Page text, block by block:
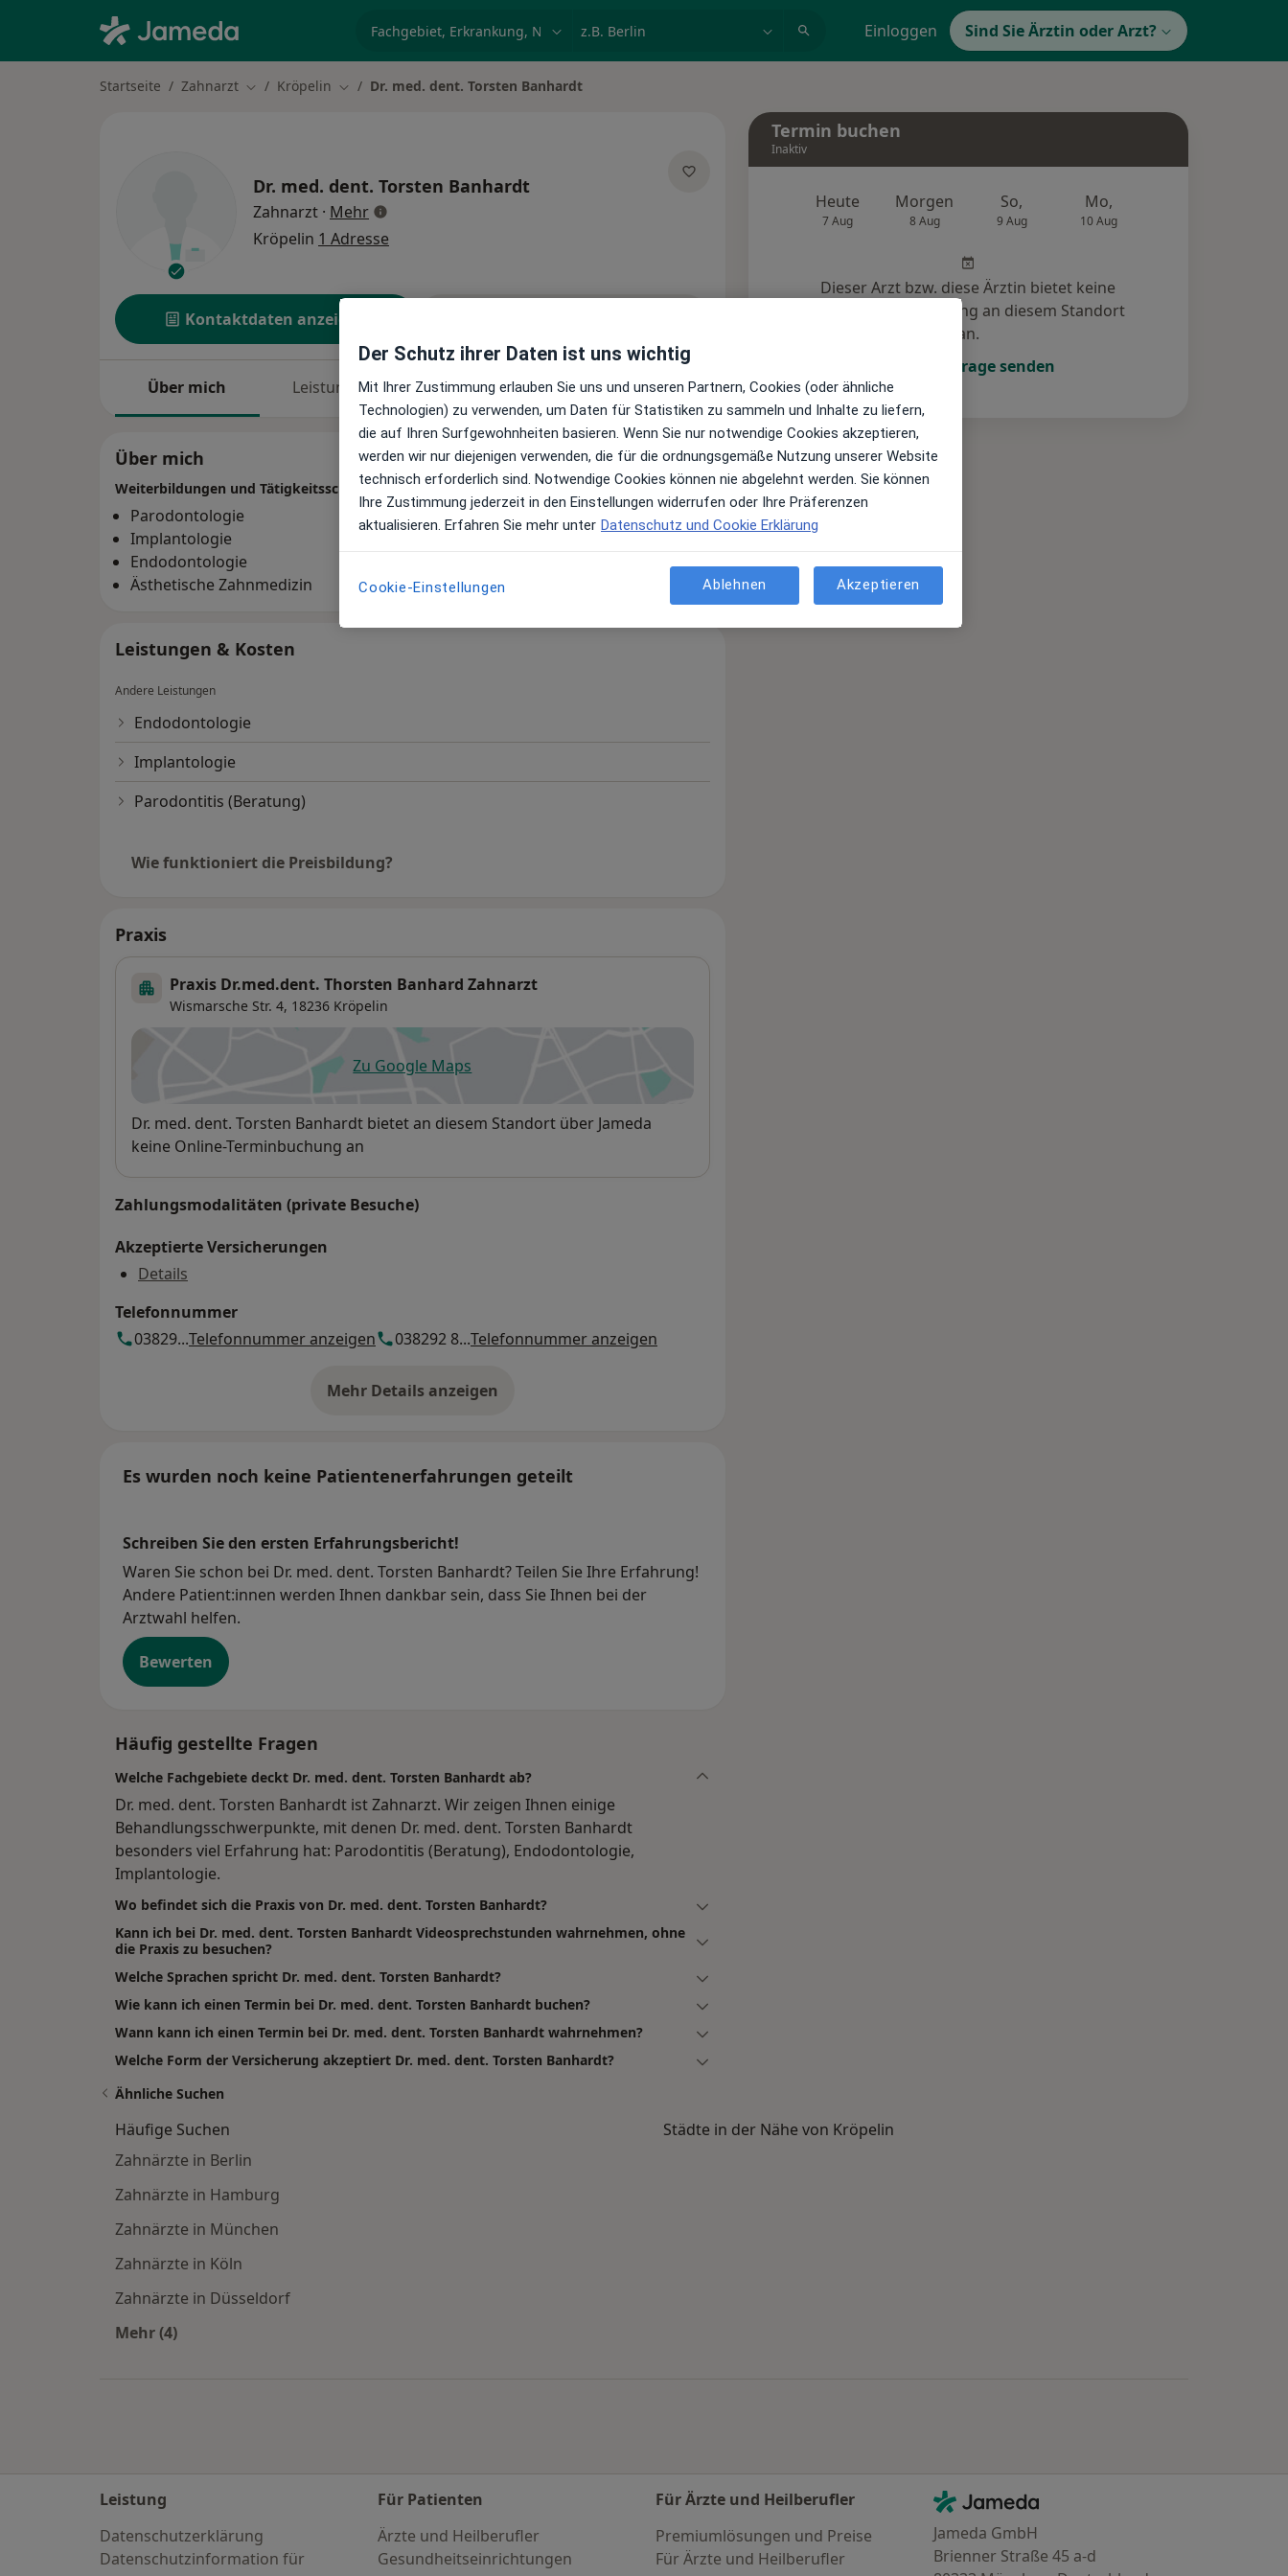
Einloggen Sind Sie Ärztin oder Arzt?
Startseite Zahnarzt Stadt ändern
Kröpelin Stadt ändern
Dr. med. dent. Torsten Banhardt
Dr. med. dent. Torsten Banhardt
Zahnarzt · Mehrüber Spezialisierungen
Kröpelin 1 Adresse
Kontaktdaten anzeigen
Über mich Leistungen Standorte Bewertungen
Über mich
Weiterbildungen und Tätigkeitsschwerpunkte
Parodontologie
Implantologie
Endodontologie
Ästhetische Zahnmedizin
Leistungen & Kosten
Andere Leistungen
Endodontologie
Implantologie
Parodontitis (Beratung)
Wie funktioniert die Preisbildung?
Praxis
Praxis Dr.med.dent. Thorsten Banhard Zahnarzt
Wismarsche Str. 4, 18236 Kröpelin
Zu Google Mapsöffnet in einer neuen Registerkarte
Verfügbarkeit
Dr. med. dent. Torsten Banhardt bietet an diesem Standort über Jameda
keine Online-Terminbuchung an
Zahlungsmodalitäten (private Besuche)
Akzeptierte Versicherungen
Details
Telefonnummer
03829...Telefonnummer anzeigen 038292 8...Telefonnummer anzeigen
Mehr Details anzeigen
über die Adresse
Es wurden noch keine Patientenerfahrungen geteilt
Schreiben Sie den ersten Erfahrungsbericht!
Waren Sie schon bei Dr. med. dent. Torsten Banhardt? Teilen Sie Ihre Erfahrung!
Andere Patient:innen werden Ihnen dankbar sein, dass Sie Ihnen bei der
Arztwahl helfen.
Bewerten
Häufig gestellte Fragen
Welche Fachgebiete deckt Dr. med. dent. Torsten Banhardt ab?
Dr. med. dent. Torsten Banhardt ist Zahnarzt. Wir zeigen Ihnen einige
Behandlungsschwerpunkte, mit denen Dr. med. dent. Torsten Banhardt
besonders viel Erfahrung hat: Parodontitis (Beratung), Endodontologie,
Implantologie.
Wo befindet sich die Praxis von Dr. med. dent. Torsten Banhardt?
Kann ich bei Dr. med. dent. Torsten Banhardt Videosprechstunden wahrnehmen, ohne
die Praxis zu besuchen?
Welche Sprachen spricht Dr. med. dent. Torsten Banhardt?
Wie kann ich einen Termin bei Dr. med. dent. Torsten Banhardt buchen?
Wann kann ich einen Termin bei Dr. med. dent. Torsten Banhardt wahrnehmen?
Welche Form der Versicherung akzeptiert Dr. med. dent. Torsten Banhardt?
Termin buchen
Inaktiv
Heute
7 Aug
Morgen
8 Aug
So,
9 Aug
Mo,
10 Aug
Dieser Arzt bzw. diese Ärztin bietet keine
Online-Terminbuchung an diesem Standort
an.
Terminanfrage senden
Ähnliche Suchen
Häufige Suchen
Zahnärzte in Berlin
Zahnärzte in Hamburg
Zahnärzte in München
Zahnärzte in Köln
Zahnärzte in Düsseldorf
Mehr (4)
Städte in der Nähe von Kröpelin
Leistung
Datenschutzerklärung
Datenschutzinformation für
Für Patienten
Ärzte und Heilberufler
Gesundheitseinrichtungen
Für Ärzte und Heilberufler
Premiumlösungen und Preise
Für Ärzte und Heilberufler
Kontakt
Jameda - Startseite
Jameda GmbH
Brienner Straße 45 a-d
Der Schutz ihrer Daten ist uns wichtig
Mit Ihrer Zustimmung erlauben Sie uns und unseren Partnern, Cookies (oder ähnliche
Technologien) zu verwenden, um Daten für Statistiken zu sammeln und Inhalte zu liefern,
die auf Ihren Surfgewohnheiten basieren. Wenn Sie nur notwendige Cookies akzeptieren,
werden wir nur diejenigen verwenden, die für die ordnungsgemäße Nutzung unserer Website
technisch erforderlich sind. Notwendige Cookies können nie abgelehnt werden. Sie können
Ihre Zustimmung jederzeit in den Einstellungen widerrufen oder Ihre Präferenzen
aktualisieren. Erfahren Sie mehr unter Datenschutz und Cookie Erklärung
Cookie-Einstellungen Ablehnen Akzeptieren